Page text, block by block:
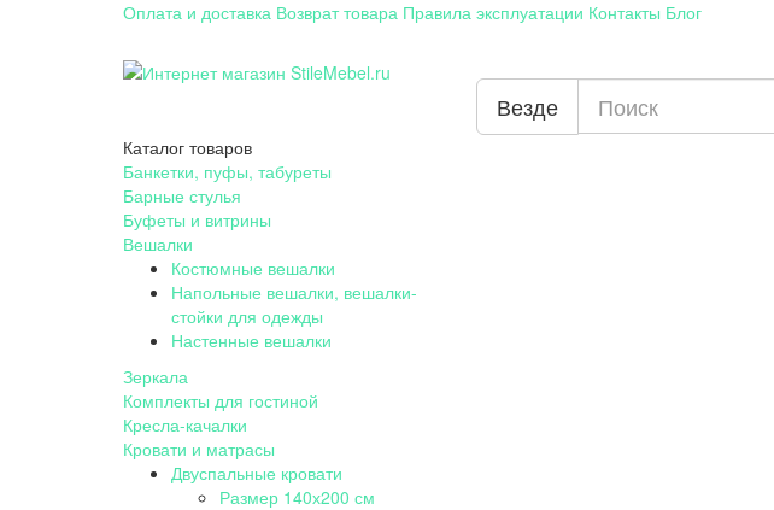
Оплата и доставка Возврат товара Правила эксплуатации Контакты Блог
Везде
Каталог товаров
Банкетки, пуфы, табуреты
Барные стулья
Буфеты и витрины
Вешалки
Костюмные вешалки
Напольные вешалки, вешалки-
стойки для одежды
Настенные вешалки
Зеркала
Комплекты для гостиной
Кресла-качалки
Кровати и матрасы
Двуспальные кровати
Размер 140х200 см